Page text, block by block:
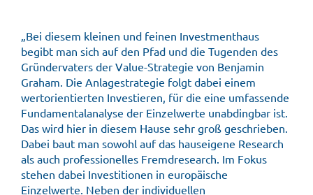
„Bei diesem kleinen und feinen Investmenthaus
begibt man sich auf den Pfad und die Tugenden des
Gründervaters der Value-Strategie von Benjamin
Graham. Die Anlagestrategie folgt dabei einem
wertorientierten Investieren, für die eine umfassende
Fundamentalanalyse der Einzelwerte unabdingbar ist.
Das wird hier in diesem Hause sehr groß geschrieben.
Dabei baut man sowohl auf das hauseigene Research
als auch professionelles Fremdresearch. Im Fokus
stehen dabei Investitionen in europäische
Einzelwerte. Neben der individuellen